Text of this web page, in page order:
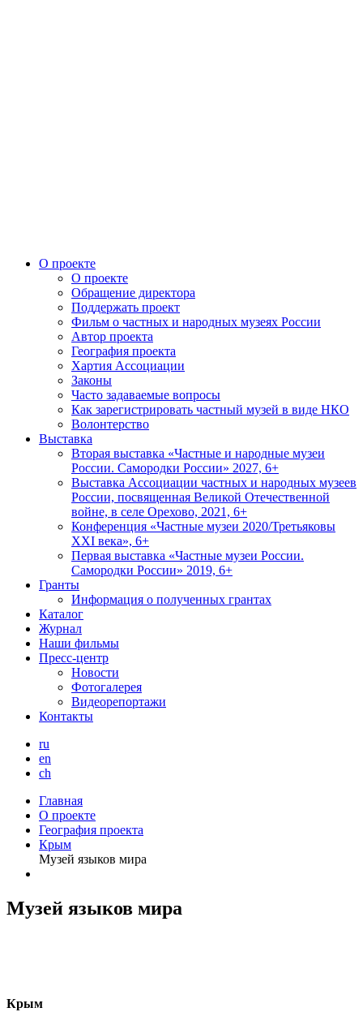
О проекте
О проекте
Обращение директора
Поддержать проект
Фильм о частных и народных музеях России
Автор проекта
География проекта
Хартия Ассоциации
Законы
Часто задаваемые вопросы
Как зарегистрировать частный музей в виде НКО
Волонтерство
Выставка
Вторая выставка «Частные и народные музеи
России. Самородки России» 2027, 6+
Выставка Ассоциации частных и народных музеев
России, посвященная Великой Отечественной
войне, в селе Орехово, 2021, 6+
Конференция «Частные музеи 2020/Третьяковы
XXI века», 6+
Первая выставка «Частные музеи России.
Самородки России» 2019, 6+
Гранты
Информация о полученных грантах
Каталог
Журнал
Наши фильмы
Пресс-центр
Новости
Фотогалерея
Видеорепортажи
Контакты
ru
en
ch
Главная
О проекте
География проекта
Крым
Музей языков мира
Музей языков мира
Крым